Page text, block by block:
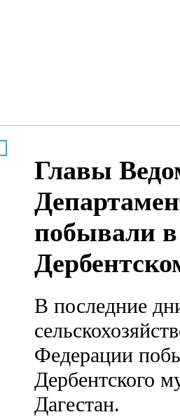
Главы
побывали
В последние
Федерации
Дербентского
Дагестан.